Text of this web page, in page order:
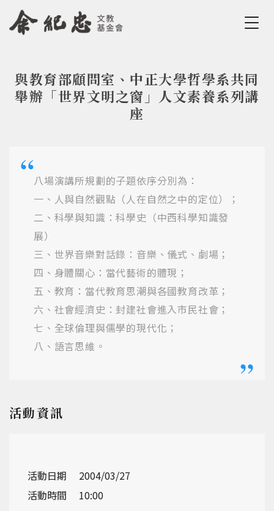
Jump to Navigation
Jump to Main content
您在這裡
與教育部顧問室、中正大學哲學系共同
舉辦「世界文明之窗」人文素養系列講
座
八場演講所規劃的子題依序分別為：
一、人與自然觀點（人在自然之中的定位）；
二、科學與知識：科學史（中西科學知識發
展）
三、世界音樂對話錄：音樂、儀式、劇場；
四、身體關心：當代藝術的體現；
五、教育：當代教育思潮與各國教育改革；
六、社會經濟史：封建社會進入市民社會；
七、全球倫理與儒學的現代化；
八、語言思維。
活動資訊
活動日期
2004/03/27
活動時間
10:00